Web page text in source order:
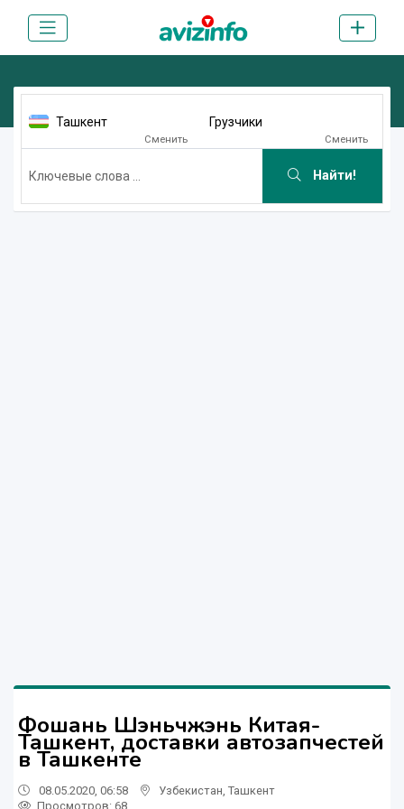
Ташкент
Сменить
Грузчики
Сменить
Найти!
Фошань Шэньчжэнь Китая-
Ташкент, доставки автозапчестей
в Ташкенте
08.05.2020, 06:58 Узбекистан Ташкент
Просмотров: 68